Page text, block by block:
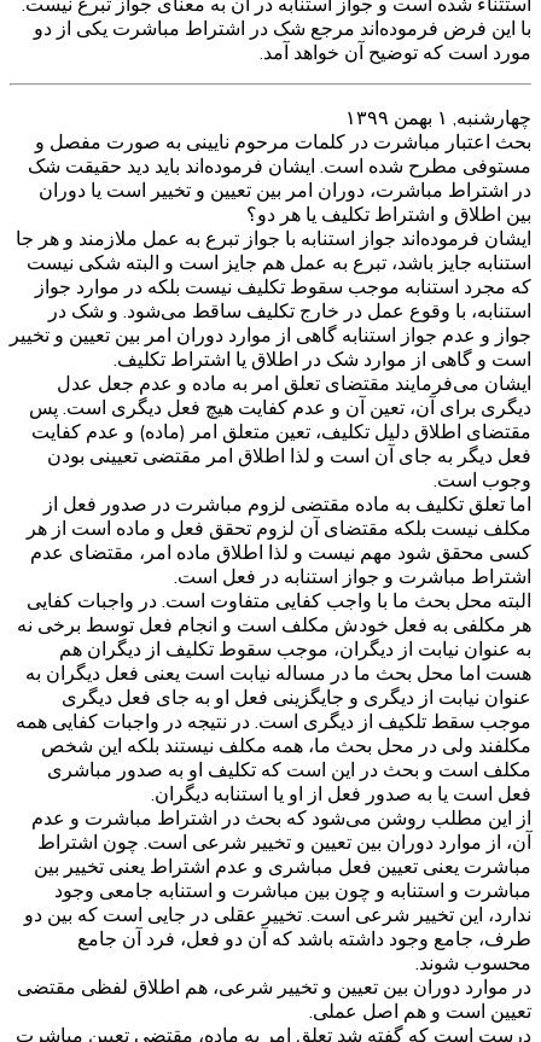
با این فرض فرموده‌اند مرجع شک در اشتراط مباشرت یکی از دو
مورد است که توضیح آن خواهد آمد.
چهارشنبه, ۱ بهمن ۱۳۹۹
بحث اعتبار مباشرت در کلمات مرحوم نایینی به صورت مفصل و
مستوفی مطرح شده است. ایشان فرموده‌اند باید دید حقیقت شک
در اشتراط مباشرت، دوران امر بین تعیین و تخییر است یا دوران
بین اطلاق و اشتراط تکلیف یا هر دو؟
ایشان فرموده‌اند جواز استنابه با جواز تبرع به عمل ملازمند و هر جا
استنابه جایز باشد، تبرع به عمل هم جایز است و البته شکی نیست
که مجرد استنابه موجب سقوط تکلیف نیست بلکه در موارد جواز
استنابه، با وقوع عمل در خارج تکلیف ساقط می‌شود. و شک در
جواز و عدم جواز استنابه گاهی از موارد دوران امر بین تعیین و تخییر
است و گاهی از موارد شک در اطلاق یا اشتراط تکلیف.
ایشان می‌فرمایند مقتضای تعلق امر به ماده و عدم جعل عدل
دیگری برای آن، تعین آن و عدم کفایت هیچ فعل دیگری است. پس
مقتضای اطلاق دلیل تکلیف، تعین متعلق امر (ماده) و عدم کفایت
فعل دیگر به جای آن است و لذا اطلاق امر مقتضی تعیینی بودن
وجوب است.
اما تعلق تکلیف به ماده مقتضی لزوم مباشرت در صدور فعل از
مکلف نیست بلکه مقتضای آن لزوم تحقق فعل و ماده است از هر
کسی محقق شود مهم نیست و لذا اطلاق ماده امر، مقتضای عدم
اشتراط مباشرت و جواز استنابه در فعل است.
البته محل بحث ما با واجب کفایی متفاوت است. در واجبات کفایی
هر مکلفی به فعل خودش مکلف است و انجام فعل توسط برخی نه
به عنوان نیابت از دیگران، موجب سقوط تکلیف از دیگران هم
هست اما محل بحث ما در مساله نیابت است یعنی فعل دیگران به
عنوان نیابت از دیگری و جایگزینی فعل او به جای فعل دیگری
موجب سقط تلکیف از دیگری است. در نتیجه در واجبات کفایی همه
مکلفند ولی در محل بحث ما، همه مکلف نیستند بلکه این شخص
مکلف است و بحث در این است که تکلیف او به صدور مباشری
فعل است یا به صدور فعل از او یا استنابه دیگران.
از این مطلب روشن می‌شود که بحث در اشتراط مباشرت و عدم
آن، از موارد دوران بین تعیین و تخییر شرعی است. چون اشتراط
مباشرت یعنی تعیین فعل مباشری و عدم اشتراط یعنی تخییر بین
مباشرت و استنابه و چون بین مباشرت و استنابه جامعی وجود
ندارد، این تخییر شرعی است. تخییر عقلی در جایی است که بین دو
طرف، جامع وجود داشته باشد که آن دو فعل، فرد آن جامع
محسوب شوند.
در موارد دوران بین تعیین و تخییر شرعی، هم اطلاق لفظی مقتضی
تعیین است و هم اصل عملی.
درست است که گفته شد تعلق امر به ماده، مقتضی تعیین مباشرت